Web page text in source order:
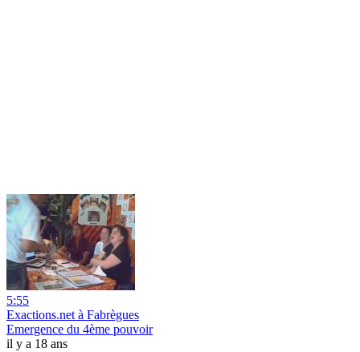
5:55
Exactions.net à Fabrègues
Emergence du 4ème pouvoir
il y a 18 ans